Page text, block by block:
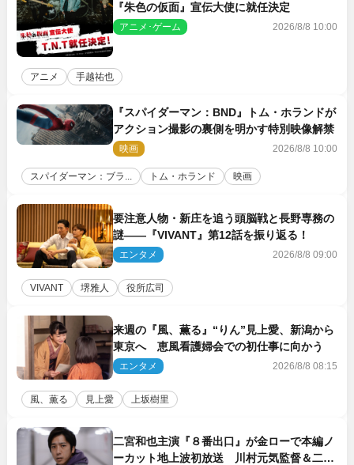
『朱色の仮面』宣伝大使に就任決定
アニメ･ゲーム 2026/8/8 10:00
アニメ 手越祐也
『スパイダーマン：BND』トム・ホランドが
アクション撮影の裏側を明かす特別映像解禁
映画 2026/8/8 10:00
スパイダーマン：ブラ... トム・ホランド 映画
要注意人物・新庄を追う頭脳戦と長野専務の
謎――『VIVANT』第12話を振り返る！
エンタメ 2026/8/8 09:00
VIVANT 堺雅人 役所広司
来週の『風、薫る』“りん”見上愛、新潟から
東京へ 恵風看護婦会での初仕事に向かう
エンタメ 2026/8/8 08:15
風、薫る 見上愛 上坂樹里
二宮和也主演『８番出口』が金ローで本編ノ
ーカット地上波初放送 川村元気監督＆二宮